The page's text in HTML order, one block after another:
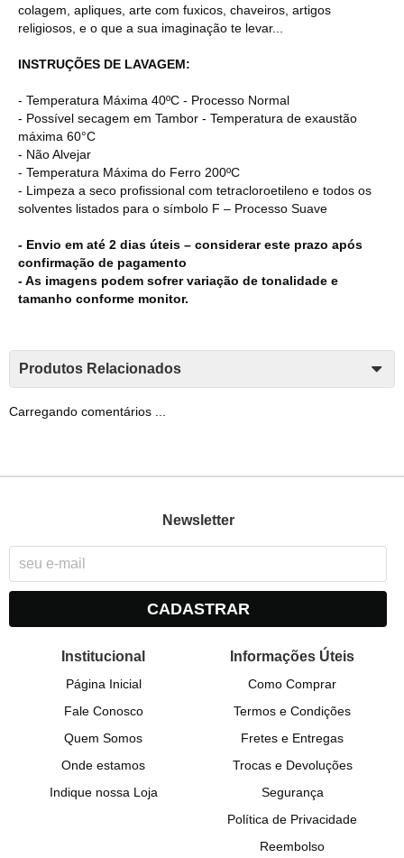
colagem, apliques, arte com fuxicos, chaveiros, artigos
religiosos, e o que a sua imaginação te levar...
INSTRUÇÕES DE LAVAGEM:
- Temperatura Máxima 40ºC - Processo Normal
- Possível secagem em Tambor - Temperatura de exaustão
máxima 60°C
- Não Alvejar
- Temperatura Máxima do Ferro 200ºC
- Limpeza a seco profissional com tetracloroetileno e todos os
solventes listados para o símbolo F – Processo Suave
- Envio em até 2 dias úteis – considerar este prazo após
confirmação de pagamento
- As imagens podem sofrer variação de tonalidade e
tamanho conforme monitor.
Produtos Relacionados
Carregando comentários ...
Newsletter
CADASTRAR
Institucional
Página Inicial
Fale Conosco
Quem Somos
Onde estamos
Indique nossa Loja
Informações Úteis
Como Comprar
Termos e Condições
Fretes e Entregas
Trocas e Devoluções
Segurança
Política de Privacidade
Reembolso